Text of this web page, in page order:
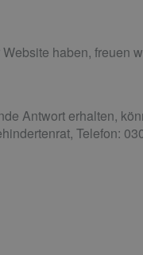
haben, freuen
Antwort erhalten,
Telefon: